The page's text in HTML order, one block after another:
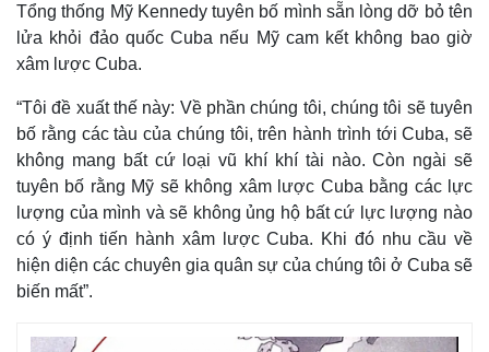
Tổng thống Mỹ Kennedy tuyên bố mình sẵn lòng dỡ bỏ tên
lửa khỏi đảo quốc Cuba nếu Mỹ cam kết không bao giờ
xâm lược Cuba.
“Tôi đề xuất thế này: Về phần chúng tôi, chúng tôi sẽ tuyên
bố rằng các tàu của chúng tôi, trên hành trình tới Cuba, sẽ
không mang bất cứ loại vũ khí khí tài nào. Còn ngài sẽ
tuyên bố rằng Mỹ sẽ không xâm lược Cuba bằng các lực
lượng của mình và sẽ không ủng hộ bất cứ lực lượng nào
có ý định tiến hành xâm lược Cuba. Khi đó nhu cầu về
hiện diện các chuyên gia quân sự của chúng tôi ở Cuba sẽ
biến mất”.